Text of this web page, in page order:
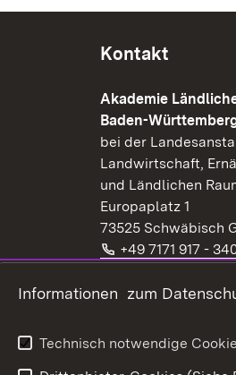
Kontakt
Akademie
Baden-
bei der
Landwirtschaft,
und Ländlichen
Europaplatz 1
73525 Schwäbisch
Telefon:
+49 7171 917 -
E-Mail:
Extern:
www.alr-bw.de
Informationen zum
Technisch notwendige